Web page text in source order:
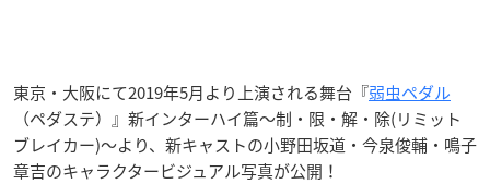
東京・大阪にて2019年5月より上演される舞台『弱虫ペダル
（ペダステ）』新インターハイ篇〜制・限・解・除(リミット
ブレイカー)〜より、新キャストの小野田坂道・今泉俊輔・鳴子
章吉のキャラクタービジュアル写真が公開！